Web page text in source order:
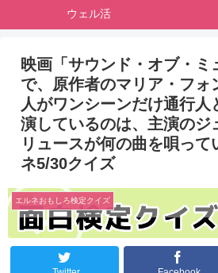
ウェル活
映画「サウンド・オブ・ミ
で、原作者のマリア・フォ
人がワンシーンだけ通行人
演しているのは、主演のジ
リュースが何の曲を唄って
ネ5/30クイズ
エルネおもしろ検定クイズ